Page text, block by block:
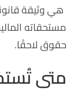
هي وثيقة
مستحقاته
حقوق لاحقًا.
متى